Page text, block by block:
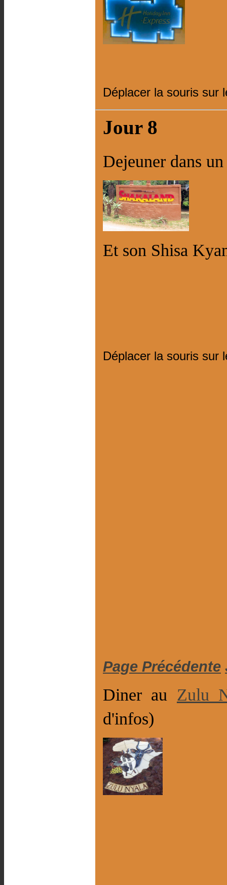
Déplacer la souris sur
Jour 8
Dejeuner dans
Et son Shisa
Déplacer la souris sur
Page Précédente
Diner au Zulu
d'infos)